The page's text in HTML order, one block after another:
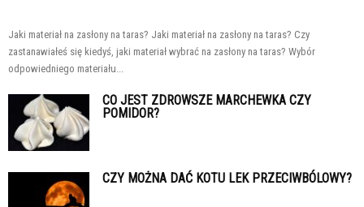
Jaki materiał na zasłony na taras? Jaki materiał na zasłony na taras? Czy
zastanawiałeś się kiedyś, jaki materiał wybrać na zasłony na taras? Wybór
odpowiedniego materiału...
CO JEST ZDROWSZE MARCHEWKA CZY
POMIDOR?
CZY MOŻNA DAĆ KOTU LEK PRZECIWBÓLOWY?